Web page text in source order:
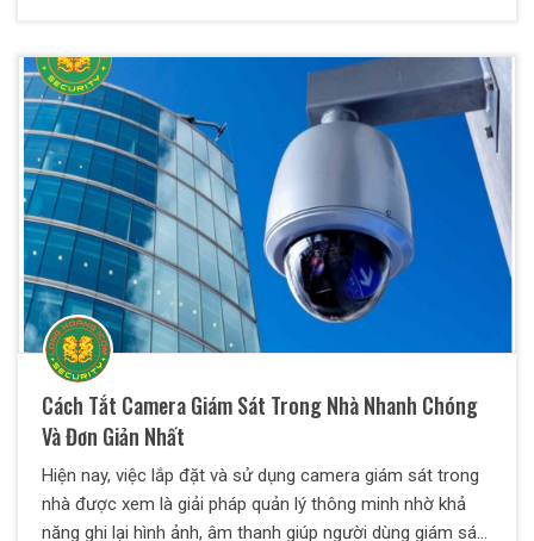
máy.
Cách Tắt Camera Giám Sát Trong Nhà Nhanh Chóng
Và Đơn Giản Nhất
Hiện nay, việc lắp đặt và sử dụng camera giám sát trong
nhà được xem là giải pháp quản lý thông minh nhờ khả
năng ghi lại hình ảnh, âm thanh giúp người dùng giám sát